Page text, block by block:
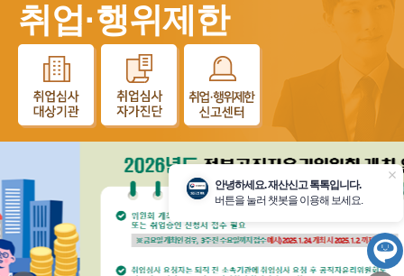
취업·행위제한
안녕하세요. 재산신고 톡톡입니다.
버튼을 눌러 챗봇을 이용해 보세요.
닫
챗